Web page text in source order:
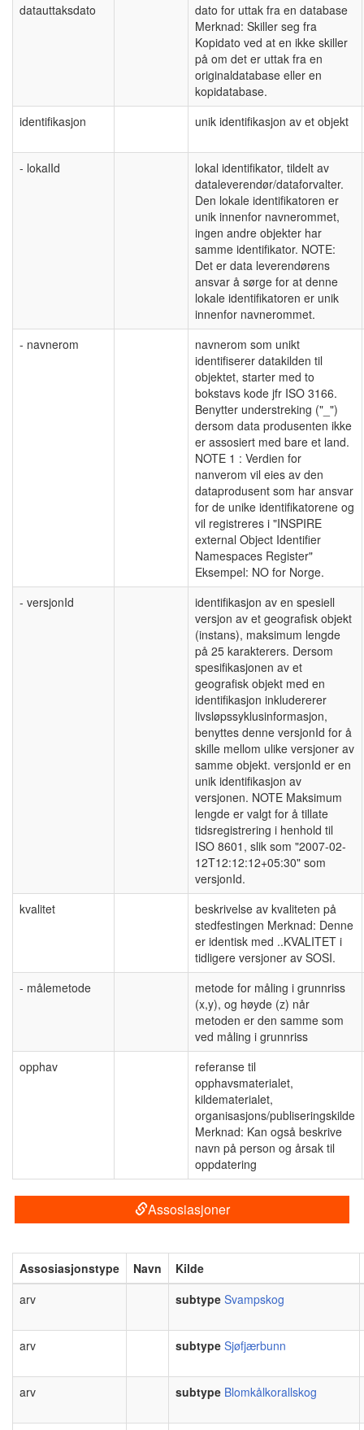
datauttaksdato
dato for uttak fra en database
Merknad: Skiller seg fra
Kopidato ved at en ikke skiller
på om det er uttak fra en
originaldatabase eller en
kopidatabase.
identifikasjon
unik identifikasjon av et objekt
- lokalId
lokal identifikator, tildelt av
dataleverendør/dataforvalter.
Den lokale identifikatoren er
unik innenfor navnerommet,
ingen andre objekter har
samme identifikator. NOTE:
Det er data leverendørens
ansvar å sørge for at denne
lokale identifikatoren er unik
innenfor navnerommet.
- navnerom
navnerom som unikt
identifiserer datakilden til
objektet, starter med to
bokstavs kode jfr ISO 3166.
Benytter understreking ("_")
dersom data produsenten ikke
er assosiert med bare et land.
NOTE 1 : Verdien for
nanverom vil eies av den
dataprodusent som har ansvar
for de unike identifikatorene og
vil registreres i "INSPIRE
external Object Identifier
Namespaces Register"
Eksempel: NO for Norge.
- versjonId
identifikasjon av en spesiell
versjon av et geografisk objekt
(instans), maksimum lengde
på 25 karakterers. Dersom
spesifikasjonen av et
geografisk objekt med en
identifikasjon inkludererer
livsløpssyklusinformasjon,
benyttes denne versjonId for å
skille mellom ulike versjoner av
samme objekt. versjonId er en
unik identifikasjon av
versjonen. NOTE Maksimum
lengde er valgt for å tillate
tidsregistrering i henhold til
ISO 8601, slik som "2007-02-
12T12:12:12+05:30" som
versjonId.
kvalitet
beskrivelse av kvaliteten på
stedfestingen Merknad: Denne
er identisk med ..KVALITET i
tidligere versjoner av SOSI.
- målemetode
metode for måling i grunnriss
(x,y), og høyde (z) når
metoden er den samme som
ved måling i grunnriss
opphav
referanse til
opphavsmaterialet,
kildematerialet,
organisasjons/publiseringskilde
Merknad: Kan også beskrive
navn på person og årsak til
oppdatering
Assosiasjoner
Assosiasjonstype Navn
Kilde
arv
subtype Svampskog
arv subtype Sjøfjærbunn
arv subtype Blomkålkorallskog